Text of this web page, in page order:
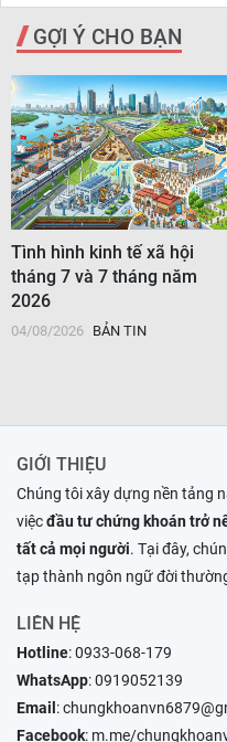
GỢI Ý CHO BẠN
Tình hình kinh tế xã hội
tháng 7 và 7 tháng năm
2026
04/08/2026 BẢN TIN
GIỚI THIỆU
Chúng tôi xây dựng nền tảng
việcđầu tư chứng khoán trở
tất cả mọi người. Tại đây,
tạp thành ngôn ngữ đời
LIÊN HỆ
Hotline:0933-068-179
WhatsApp:0919052139
Email :
Facebook: m.me/